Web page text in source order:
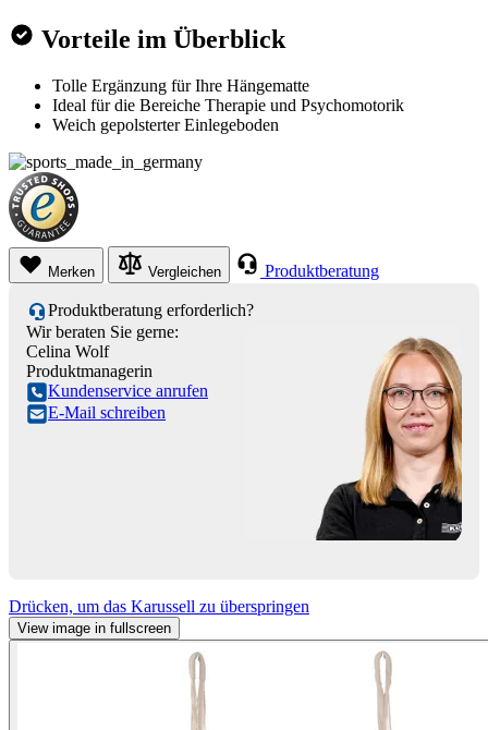
Vorteile im Überblick
Tolle Ergänzung für Ihre Hängematte
Ideal für die Bereiche Therapie und Psychomotorik
Weich gepolsterter Einlegeboden
Merken Vergleichen Produktberatung
Produktberatung erforderlich?
Wir beraten Sie gerne:
Celina Wolf
Produktmanagerin
Kundenservice anrufen
E-Mail schreiben
Drücken, um das Karussell zu überspringen
View image in fullscreen